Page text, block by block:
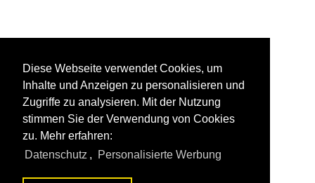
Diese Webseite verwendet Cookies, um
Inhalte und Anzeigen zu personalisieren und
Zugriffe zu analysieren. Mit der Nutzung
stimmen Sie der Verwendung von Cookies
zu. Mehr erfahren:
Datenschutz , Personalisierte Werbung